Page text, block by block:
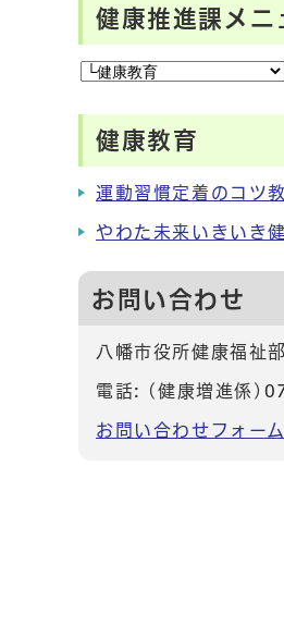
健康推進課メニ
健康教育
運動習慣定着のコツ
やわた未来いきいき
お問い合わせ
八幡市役所健康福祉
電話: (健康増進係)
お問い合わせフォーム